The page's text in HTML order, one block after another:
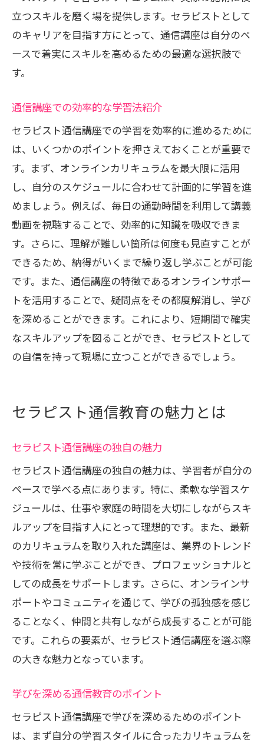
立つスキルを磨く場を提供します。セラピストとして
のキャリアを目指す方にとって、通信講座は自分のペ
ースで着実にスキルを高めるための最適な選択肢で
す。
通信講座での効率的な学習法紹介
セラピスト通信講座での学習を効率的に進めるために
は、いくつかのポイントを押さえておくことが重要で
す。まず、オンラインカリキュラムを最大限に活用
し、自分のスケジュールに合わせて計画的に学習を進
めましょう。例えば、毎日の通勤時間を利用して講義
動画を視聴することで、効率的に知識を吸収できま
す。さらに、理解が難しい箇所は何度も見直すことが
できるため、納得がいくまで繰り返し学ぶことが可能
です。また、通信講座の特徴であるオンラインサポー
トを活用することで、疑問点をその都度解消し、学び
を深めることができます。これにより、短期間で確実
なスキルアップを図ることができ、セラピストとして
の自信を持って現場に立つことができるでしょう。
セラピスト通信教育の魅力とは
セラピスト通信講座の独自の魅力
セラピスト通信講座の独自の魅力は、学習者が自分の
ペースで学べる点にあります。特に、柔軟な学習スケ
ジュールは、仕事や家庭の時間を大切にしながらスキ
ルアップを目指す人にとって理想的です。また、最新
のカリキュラムを取り入れた講座は、業界のトレンド
や技術を常に学ぶことができ、プロフェッショナルと
しての成長をサポートします。さらに、オンラインサ
ポートやコミュニティを通じて、学びの孤独感を感じ
ることなく、仲間と共有しながら成長することが可能
です。これらの要素が、セラピスト通信講座を選ぶ際
の大きな魅力となっています。
学びを深める通信教育のポイント
セラピスト通信講座で学びを深めるためのポイント
は、まず自分の学習スタイルに合ったカリキュラムを